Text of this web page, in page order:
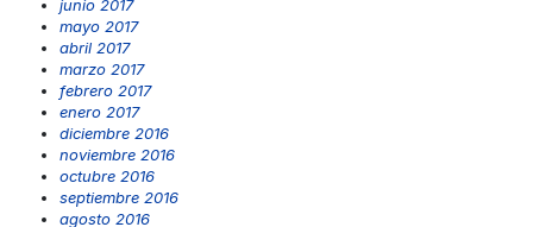
junio 2017
mayo 2017
abril 2017
marzo 2017
febrero 2017
enero 2017
diciembre 2016
noviembre 2016
octubre 2016
septiembre 2016
agosto 2016